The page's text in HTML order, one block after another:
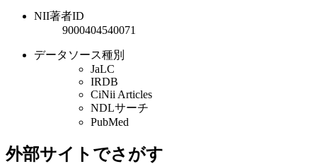
NII著者ID
9000404540071
データソース種別
JaLC
IRDB
CiNii Articles
NDLサーチ
PubMed
外部サイトでさがす